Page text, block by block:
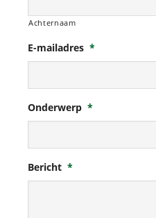
Achternaam
E-mailadres *
Onderwerp *
Bericht *